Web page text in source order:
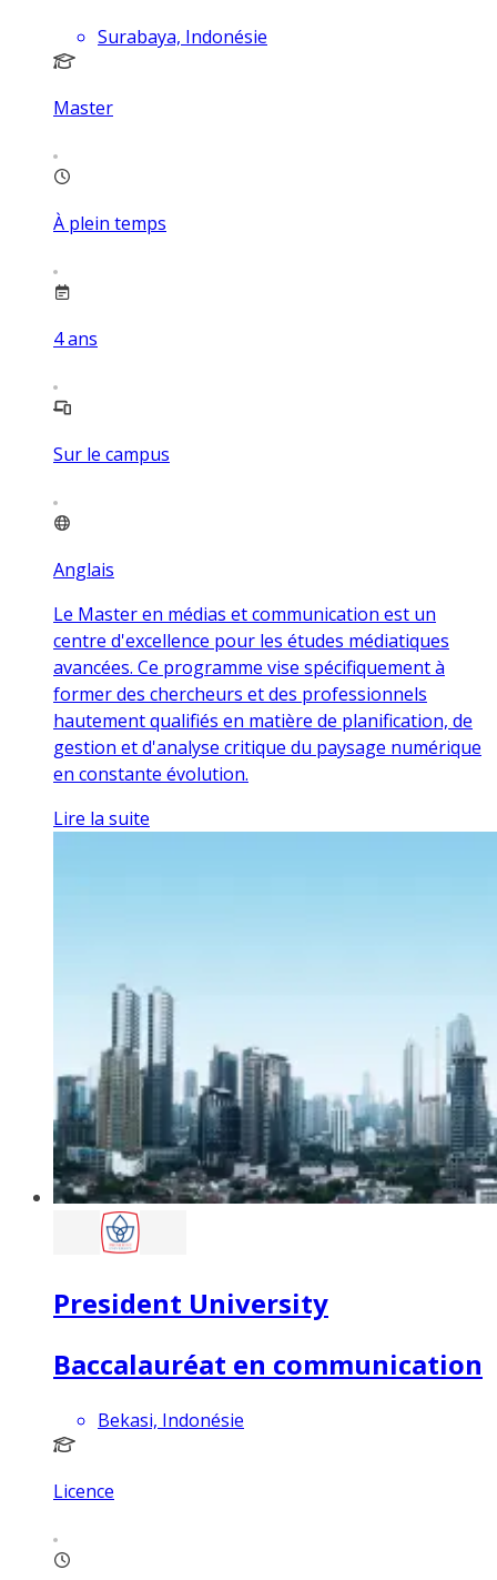
Surabaya, Indonésie
Master
À plein temps
4ans
Sur le campus
Anglais
Le Master en médias et communication est un
centre d'excellence pour les études médiatiques
avancées. Ce programme vise spécifiquement à
former des chercheurs et des professionnels
hautement qualifiés en matière de planification, de
gestion et d'analyse critique du paysage numérique
en constante évolution.
Lire la suite
President University
Baccalauréat en communication
Bekasi, Indonésie
Licence